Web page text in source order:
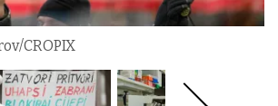
CROPIX